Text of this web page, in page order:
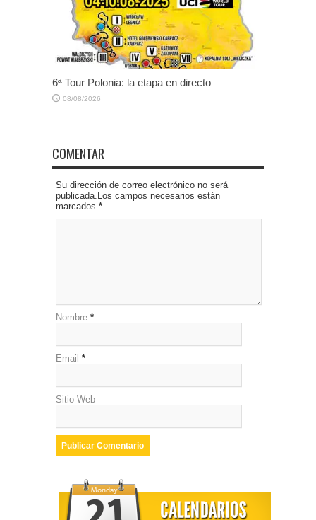
6ª Tour Polonia: la etapa en directo
08/08/2026
COMENTAR
Su dirección de correo electrónico no será
publicada.Los campos necesarios están
marcados *
Nombre *
Email *
Sitio Web